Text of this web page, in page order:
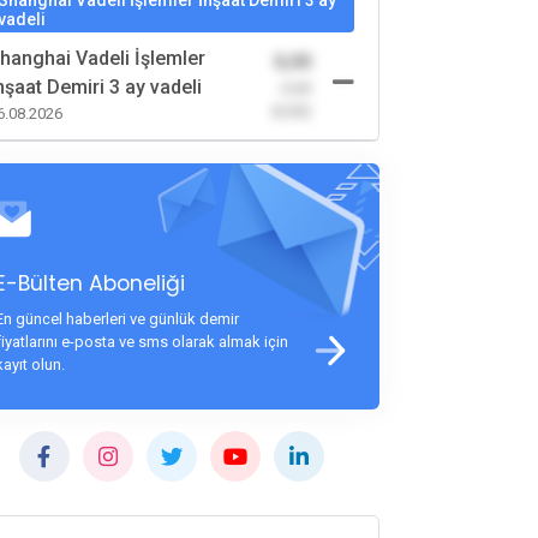
Vadeli İşlemler
Demiri 3 ay vadeli
0,00
Bülten Aboneliği
güncel haberleri ve günlük demir
e-posta ve sms olarak almak için
olun.